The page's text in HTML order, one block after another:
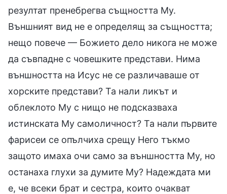
резултат пренебрегва същността Му.
Външният вид не е определящ за същността;
нещо повече — Божието дело никога не може
да съвпадне с човешките представи. Нима
външността на Исус не се различаваше от
хорските представи? Та нали ликът и
облеклото Му с нищо не подсказваха
истинската Му самоличност? Та нали първите
фарисеи се опълчиха срещу Него тъкмо
защото имаха очи само за външността Му, но
останаха глухи за думите Му? Надеждата ми
е, че всеки брат и сестра, които очакват